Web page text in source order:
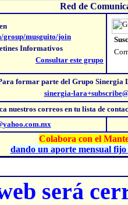
Red de
group/musguito/join
Informativos
Consultar este grupo
formar parte del Grupo Sinergia
sinergia-
nuestros correosen tu lista de
Colabora con el
dando un aporte mensual
será